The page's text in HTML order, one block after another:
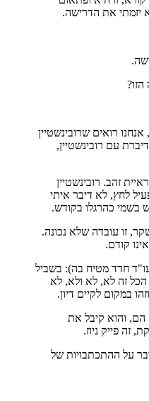
יזמתי את הדרישה.
רואים שרובינשטיין
עם רובינשטיין,
זהב. רובינשטיין
לחץ, לא דיבר איתי
בשמי כהרגלו בקודש.
זו עובדה שלא נכונה.
קודם.
חדד מטיח בה): בשביל
הכל זה לא, לא ולא, לא
במקום לקיים דיון.
הם, והוא קיבל את
זה פייק ניוז.
על ההתכתבויות של